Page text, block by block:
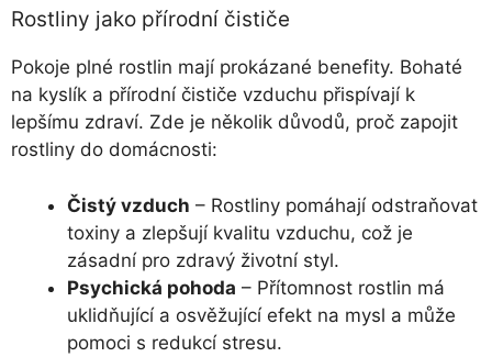
Rostliny jako přírodní čističe
Pokoje plné rostlin mají prokázané benefity. Bohaté
na kyslík a přírodní čističe vzduchu přispívají k
lepšímu zdraví. Zde je několik důvodů, proč zapojit
rostliny do domácnosti:
Čistý vzduch – Rostliny pomáhají odstraňovat
toxiny a zlepšují kvalitu vzduchu, což je
zásadní pro zdravý životní styl.
Psychická pohoda – Přítomnost rostlin má
uklidňující a osvěžující efekt na mysl a může
pomoci s redukcí stresu.